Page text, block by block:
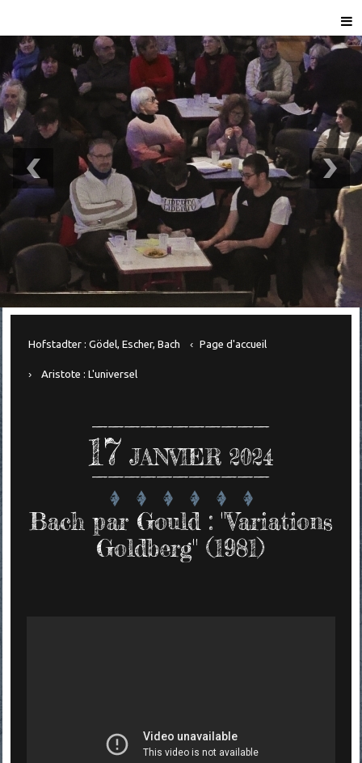
Hofstadter : Gödel, Escher, Bach Page d'accueil
Aristote : L'universel
17 JANVIER 2024
Bach par Gould : "Variations
Goldberg" (1981)